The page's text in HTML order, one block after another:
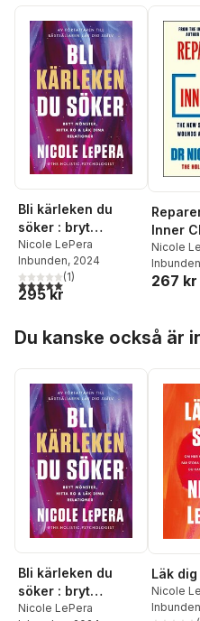
Bli kärleken du
söker : bryt
mönster, hitta ro
och läk dina
relationer
Nicole LePera
Inbunden, 2024
5,0utav 5 stjärnor. Totalt antal
(1)
295 kr
Inner
Nicole
Inbunden
267 kr
Du kanske också är
Bli kärleken du
söker : bryt
mönster, hitta ro
Nicole LePera
Läk
Nicole
Inbunden